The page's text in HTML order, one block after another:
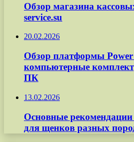
Обзор магазина
service.su
20.02.2026
Обзор платформы
компьютерные
ПК
13.02.2026
Основные
для щенков разных